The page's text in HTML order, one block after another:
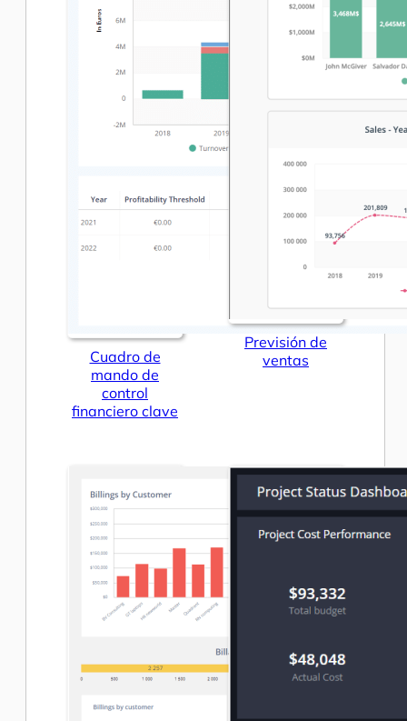
Cuadro de
mando de
control
financiero clave
Previsión de
ventas